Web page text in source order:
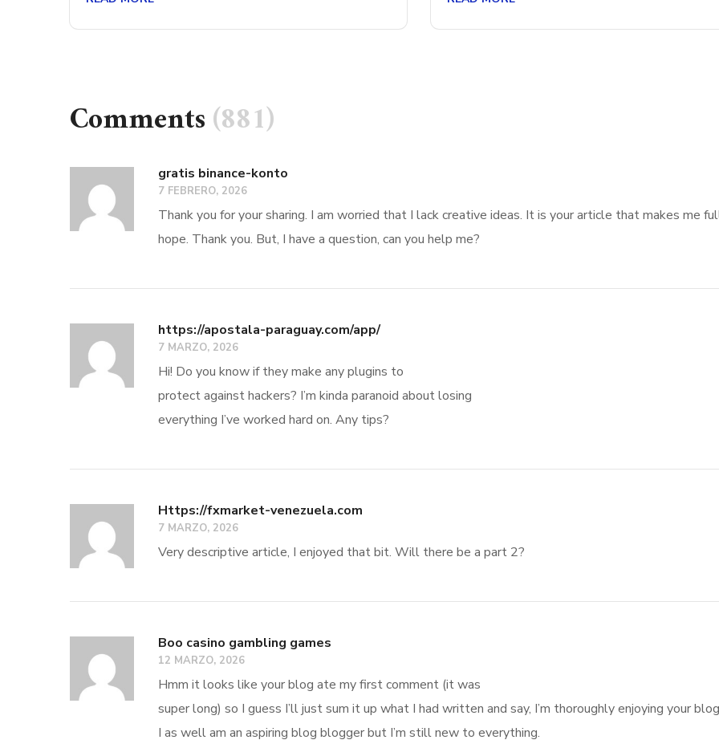
Comments(881)
gratis binance-konto
7 FEBRERO, 2026
Thank you for your sharing. I am worried that I lack creative ideas. It is your article that makes me
hope. Thank you. But, I have a question, can you help me?
https://apostala-paraguay.com/app/
7 MARZO, 2026
Hi! Do you know if they make any plugins to
protect against hackers? I’m kinda paranoid about losing
everything I’ve worked hard on. Any tips?
Https://fxmarket-venezuela.com
7 MARZO, 2026
Very descriptive article, I enjoyed that bit. Will there be a part 2?
Boo casino gambling games
12 MARZO, 2026
Hmm it looks like your blog ate my first comment (it was
super long) so I guess I’ll just sum it up what I had written and say, I’m thoroughly enjoying your
I as well am an aspiring blog blogger but I’m still new to everything.